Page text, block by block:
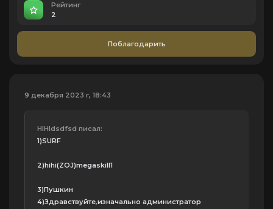
Рейтинг
2
Поблагодарить
9 декабря 2023 г, 18:43
HIHIdsdfsd писал:
1)SURF
2)hihi(ZOJ)megaskill1
3)Пушкин
4)Здравствуйте,изначально администратор